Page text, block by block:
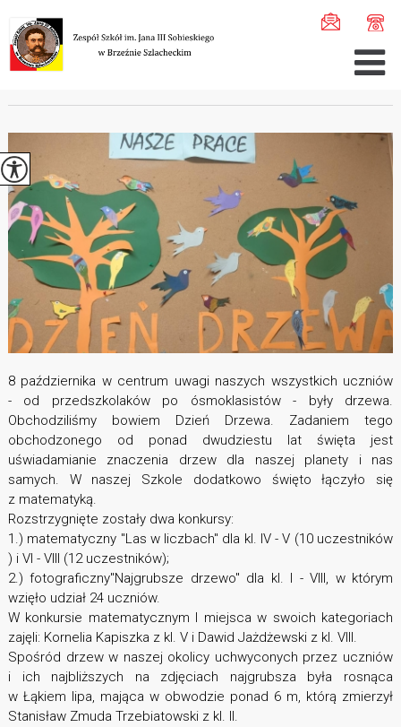
Dzień Drzewa ...
DZIEŃ DRZEWA
8 października w centrum uwagi naszych wszystkich uczniów
- od przedszkolaków po ósmoklasistów - były drzewa.
Obchodziliśmy bowiem Dzień Drzewa. Zadaniem tego
obchodzonego od ponad dwudziestu lat święta jest
uświadamianie znaczenia drzew dla naszej planety i nas
samych. W naszej Szkole dodatkowo święto łączyło się
z matematyką.
Rozstrzygnięte zostały dwa konkursy:
1.) matematyczny "Las w liczbach" dla kl. IV - V (10 uczestników
) i VI - VIII (12 uczestników);
2.) fotograficzny"Najgrubsze drzewo" dla kl. I - VIII, w którym
wzięło udział 24 uczniów.
W konkursie matematycznym I miejsca w swoich kategoriach
zajęli: Kornelia Kapiszka z kl. V i Dawid Jażdżewski z kl. VIII.
Spośród drzew w naszej okolicy uchwyconych przez uczniów
i ich najbliższych na zdjęciach najgrubsza była rosnąca
w Łąkiem lipa, mająca w obwodzie ponad 6 m, którą zmierzył
Stanisław Zmuda Trzebiatowski z kl. II.